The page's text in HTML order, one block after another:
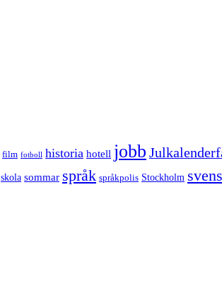
film fotboll historia hotell jobb
skola sommar språk språkpolis Stockholm